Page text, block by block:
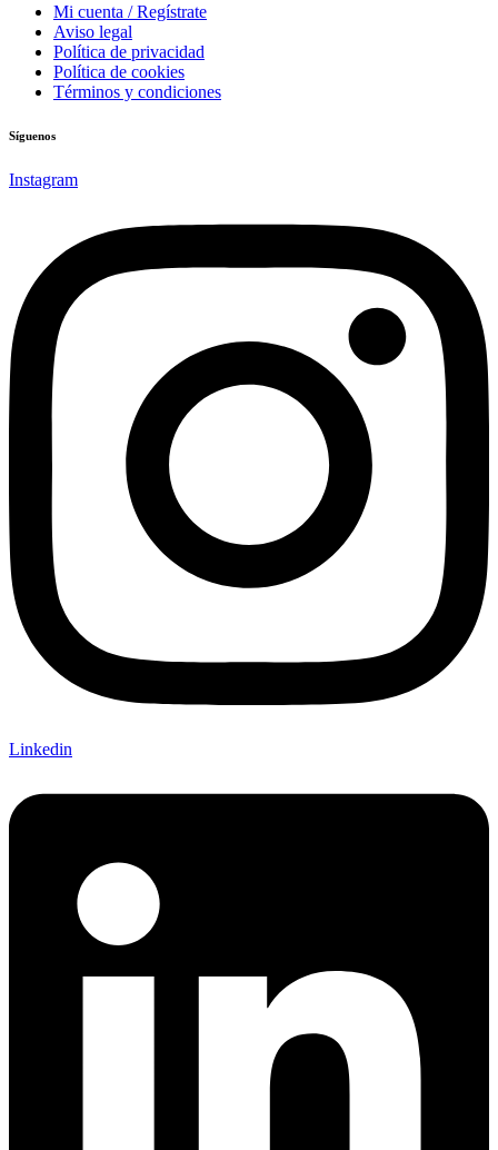
Mi cuenta / Regístrate
Aviso legal
Política de privacidad
Política de cookies
Términos y condiciones
Síguenos
Instagram
Linkedin